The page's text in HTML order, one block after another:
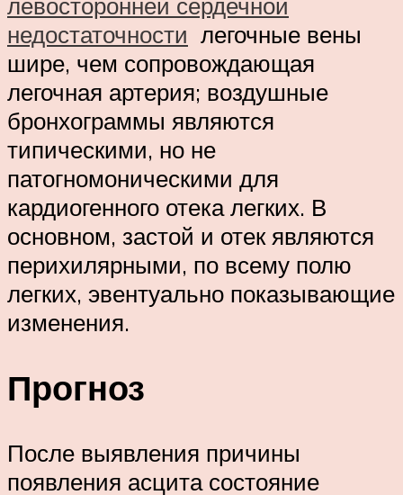
недостаточности легочные вены
шире, чем сопровождающая
легочная артерия; воздушные
бронхограммы являются
типическими, но не
патогномоническими для
кардиогенного отека легких. В
основном, застой и отек являются
перихилярными, по всему полю
легких, эвентуально показывающие
изменения.
Прогноз
После выявления причины
появления асцита состояние